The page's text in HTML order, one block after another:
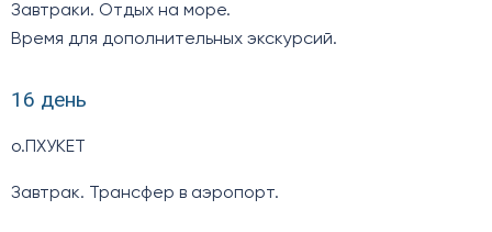
Завтраки. Отдых на море.
Время для дополнительных экскурсий.
16 день
о.ПХУКЕТ
Завтрак. Трансфер в аэропорт.